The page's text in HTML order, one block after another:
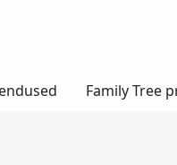
Family Tree